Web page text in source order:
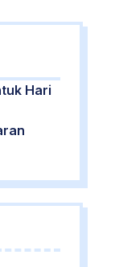
Hari